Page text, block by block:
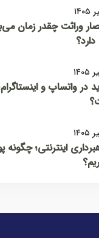
وراثت چقدر زمان
دارد؟
در واتساپ و
اینترنتی؛